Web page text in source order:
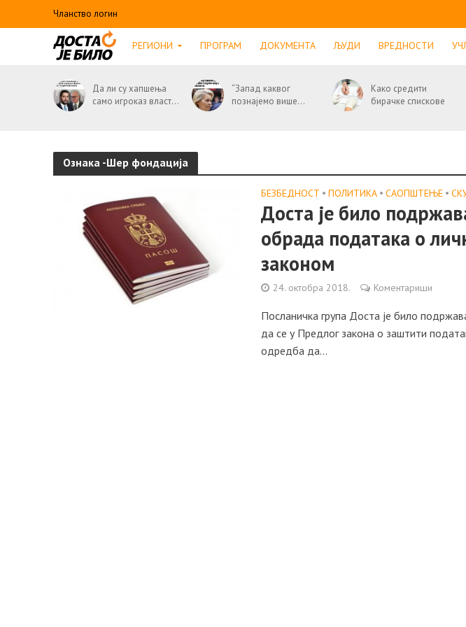
Чланство логин
РЕГИОНИ ПРОГРАМ ДОКУМЕНТА ЉУДИ ВРЕДНОСТИ
Да ли су хапшења
само игроказ власт...
“Запад каквог
познајемо више...
Како средити
бирачке спискове
Ознака -Шер фондација
БЕЗБЕДНОСТ • ПОЛИТИКА • САОПШТЕЊE •
Доста је било
обрада података о
законом
24. октобра 2018. Коментариши
Посланичка група Доста је било
да се у Предлог закона о заштити
одредба да...